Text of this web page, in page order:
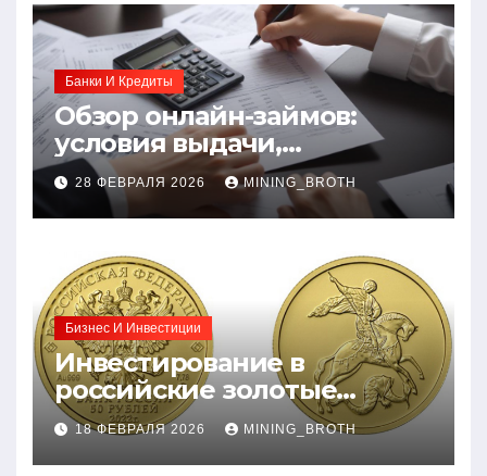
Банки И Кредиты
Обзор онлайн-займов:
условия выдачи,
процентные ставки и
требования к заемщикам
28 ФЕВРАЛЯ 2026 MINING_BROTH
Бизнес И Инвестиции
Инвестирование в
российские золотые
монеты: подробное
руководство
18 ФЕВРАЛЯ 2026 MINING_BROTH